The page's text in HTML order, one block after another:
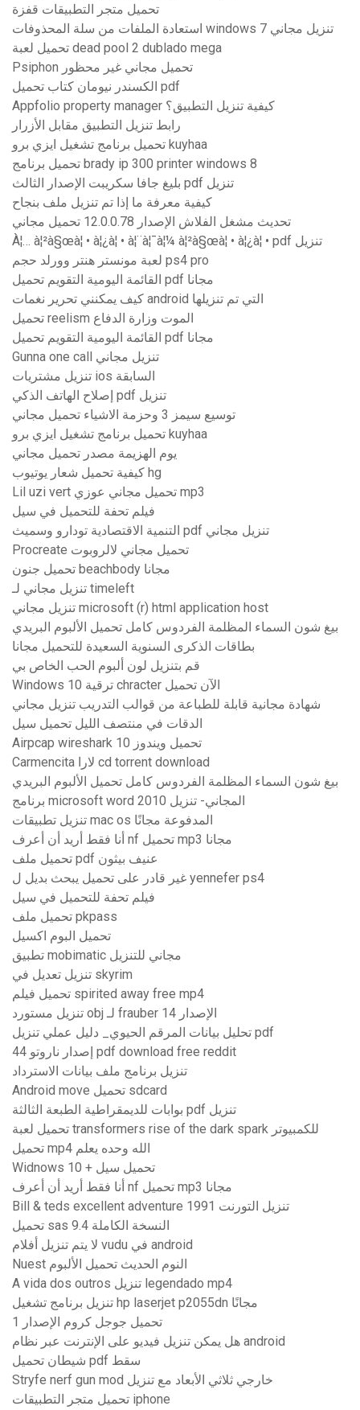
تحميل متجر التطبيقات قفزة
استعادة الملفات من سلة المحذوفات windows 7 تنزيل مجاني
تحميل لعبة dead pool 2 dublado mega
Psiphon تحميل مجاني غير محظور
الكسندر نيومان كتاب تحميل pdf
Appfolio property manager كيفية تنزيل التطبيق؟
رابط تنزيل التطبيق مقابل الأزرار
تحميل برنامج تشغيل ايزي برو kuyhaa
تحميل برنامج brady ip 300 printer windows 8
بليغ جافا سكريبت الإصدار الثالث pdf تنزيل
كيفية معرفة ما إذا تم تنزيل ملف بنجاح
تحديث مشغل الفلاش الإصدار 12.0.0.78 تحميل مجاني
À¦… à¦²à§œà¦ • à¦¿à¦ • à¦¨à¦¯à¦¼ à¦²à§œà¦ • à¦¿à¦ • pdf تنزيل
لعبة مونستر هنتر وورلد حجم ps4 pro
القائمة اليومية التقويم تحميل pdf مجانا
كيف يمكنني تحرير نغمات android التي تم تنزيلها
تحميل reelism الموت وزارة الدفاع
القائمة اليومية التقويم تحميل pdf مجانا
Gunna one call تنزيل مجاني
تنزيل مشتريات ios السابقة
إصلاح الهاتف الذكي pdf تنزيل
توسيع سيمز 3 وحزمة الاشياء تحميل مجاني
تحميل برنامج تشغيل ايزي برو kuyhaa
يوم الهزيمة مصدر تحميل مجاني
كيفية تحميل شعار يوتيوب hg
Lil uzi vert تحميل مجاني عوزي mp3
فيلم تحفة للتحميل في سيل
التنمية الاقتصادية تودارو وسميث pdf تنزيل مجاني
Procreate تحميل مجاني لالروبوت
تحميل جنون beachbody مجانا
تنزيل مجاني لـ timeleft
تنزيل مجاني microsoft (r) html application host
بيغ شون السماء المظلمة الفردوس كامل تحميل الألبوم البريدي
بطاقات الذكرى السنوية السعيدة للتحميل مجانا
قم بتنزيل لون ألبوم الحب الخاص بي
Windows 10 ترقية chracter الآن تحميل
شهادة مجانية قابلة للطباعة من قوالب التدريب تنزيل مجاني
الدقات في منتصف الليل تحميل سيل
Airpcap wireshark تحميل ويندوز 10
Carmencita لارا cd torrent download
بيغ شون السماء المظلمة الفردوس كامل تحميل الألبوم البريدي
برنامج microsoft word 2010 المجاني- تنزيل
تنزيل تطبيقات mac os المدفوعة مجانًا
أنا فقط أريد أن أعرف nf تحميل mp3 مجانا
تحميل ملف pdf عنيف بيثون
غير قادر على تحميل يبحث بديل ل yennefer ps4
فيلم تحفة للتحميل في سيل
تحميل ملف pkpass
تحميل البوم اكسيل
تطبيق mobimatic مجاني للتنزيل
تنزيل تعديل في skyrim
تحميل فيلم spirited away free mp4
تنزيل مستورد obj لـ frauber الإصدار 14
تحليل بيانات المرقم الحيوي_ دليل عملي تنزيل pdf
إصدار ناروتو 44 pdf download free reddit
تنزيل برنامج ملف بيانات الاسترداد
Android move تحميل sdcard
بوابات للديمقراطية الطبعة الثالثة pdf تنزيل
تحميل لعبة transformers rise of the dark spark للكمبيوتر
تحميل mp4 الله وحده يعلم
Widnows 10 + تحميل سيل
أنا فقط أريد أن أعرف nf تحميل mp3 مجانا
Bill & teds excellent adventure 1991 تنزيل التورنت
تحميل sas 9.4 النسخة الكاملة
لا يتم تنزيل أفلام vudu في android
Nuest النوم الحديث تحميل الألبوم
A vida dos outros تنزيل legendado mp4
تنزيل برنامج تشغيل hp laserjet p2055dn مجانًا
تحميل جوجل كروم الإصدار 1
هل يمكن تنزيل فيديو على الإنترنت عبر نظام android
شيطان تحميل pdf سقط
Stryfe nerf gun mod خارجي ثلاثي الأبعاد مع تنزيل
تحميل متجر التطبيقات iphone